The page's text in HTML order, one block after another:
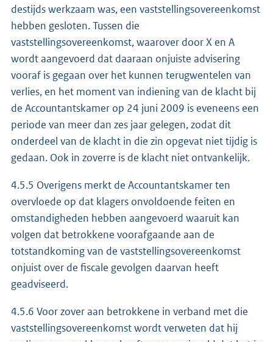
destijds werkzaam was, een vaststellingsovereenkomst
hebben gesloten. Tussen die
vaststellingsovereenkomst, waarover door X en A
wordt aangevoerd dat daaraan onjuiste advisering
vooraf is gegaan over het kunnen terugwentelen van
verlies, en het moment van indiening van de klacht bij
de Accountantskamer op 24 juni 2009 is eveneens een
periode van meer dan zes jaar gelegen, zodat dit
onderdeel van de klacht in die zin opgevat niet tijdig is
gedaan. Ook in zoverre is de klacht niet ontvankelijk.
4.5.5 Overigens merkt de Accountantskamer ten
overvloede op dat klagers onvoldoende feiten en
omstandigheden hebben aangevoerd waaruit kan
volgen dat betrokkene voorafgaande aan de
totstandkoming van de vaststellingsovereenkomst
onjuist over de fiscale gevolgen daarvan heeft
geadviseerd.
4.5.6 Voor zover aan betrokkene in verband met die
vaststellingsovereenkomst wordt verweten dat hij